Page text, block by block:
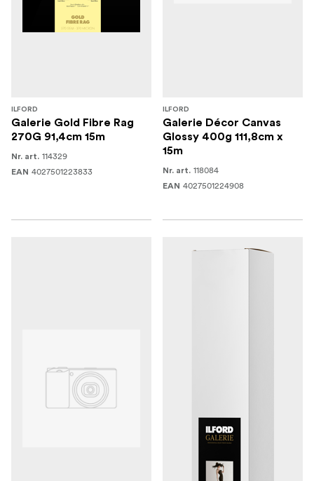
ILFORD
Galerie Gold Fibre Rag
270G 91,4cm 15m
Nr. art. 114329
EAN 4027501223833
ILFORD
Galerie Décor Canvas
Glossy 400g 111,8cm x
15m
Nr. art. 118084
EAN 4027501224908